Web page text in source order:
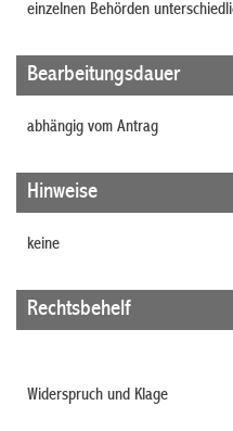
einzelnen Behörden
Bearbeitungsdauer
abhängig vom Antrag
Hinweise
keine
Rechtsbehelf
Widerspruch und Klage